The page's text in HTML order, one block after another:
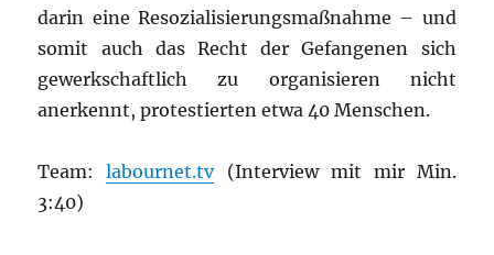
darin eine Resozialisierungsmaßnahme – und
somit auch das Recht der Gefangenen sich
gewerkschaftlich zu organisieren nicht
anerkennt, protestierten etwa 40 Menschen.
Team:labournet.tv(Interview mit mir Min.
3:40)